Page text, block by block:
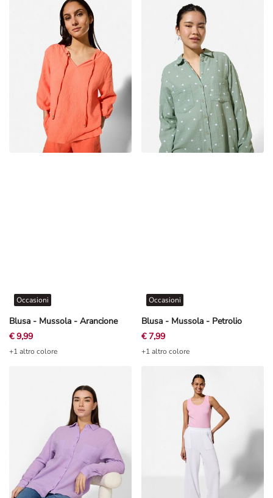
Blusa - Mussola - Arancione
Occasioni
€ 9,99
+1 altro colore
Blusa - Mussola - Petrolio
Occasioni
€ 7,99
+1 altro colore